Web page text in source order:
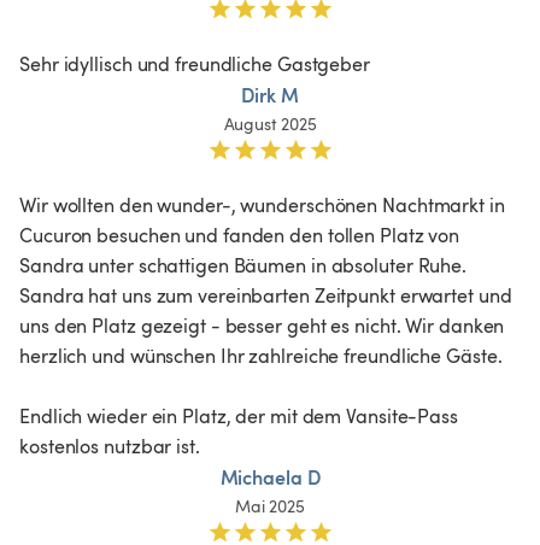
Sehr idyllisch und freundliche Gastgeber
Dirk M
August 2025
Wir wollten den wunder-, wunderschönen Nachtmarkt in
Cucuron besuchen und fanden den tollen Platz von
Sandra unter schattigen Bäumen in absoluter Ruhe.
Sandra hat uns zum vereinbarten Zeitpunkt erwartet und
uns den Platz gezeigt - besser geht es nicht. Wir danken
herzlich und wünschen Ihr zahlreiche freundliche Gäste.
Endlich wieder ein Platz, der mit dem Vansite-Pass
kostenlos nutzbar ist.
Michaela D
Mai 2025